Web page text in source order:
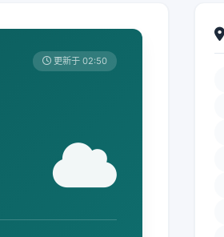
更新于 02:50